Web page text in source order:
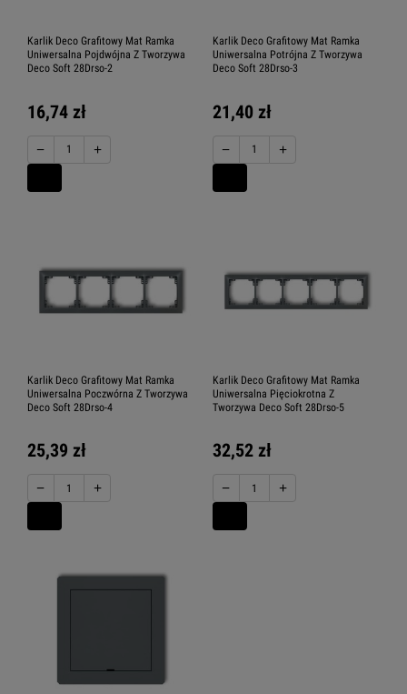
Karlik Deco Grafitowy Mat Ramka
Uniwersalna Pojdwójna Z Tworzywa
Deco Soft 28Drso-2
16,74 zł
− +
Karlik Deco Grafitowy Mat Ramka
Uniwersalna Potrójna Z Tworzywa
Deco Soft 28Drso-3
21,40 zł
− +
Karlik Deco Grafitowy Mat Ramka
Uniwersalna Poczwórna Z Tworzywa
Deco Soft 28Drso-4
25,39 zł
− +
Karlik Deco Grafitowy Mat Ramka
Uniwersalna Pięciokrotna Z
Tworzywa Deco Soft 28Drso-5
32,52 zł
− +